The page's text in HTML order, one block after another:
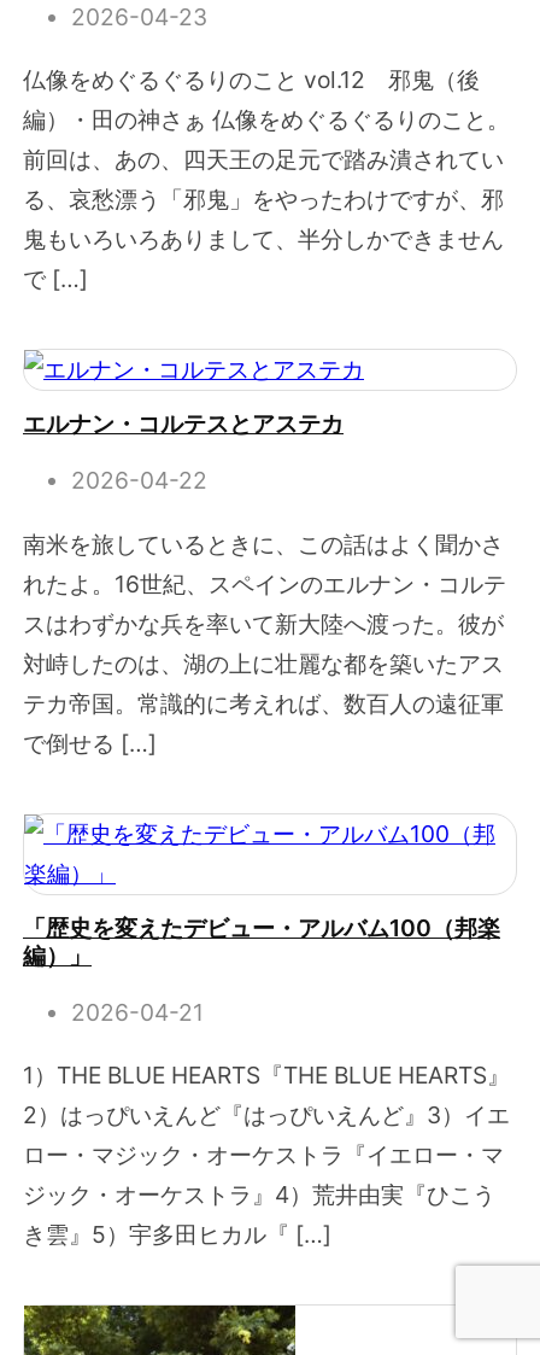
2026-04-23
仏像をめぐるぐるりのこと vol.12 邪鬼（後
編）・田の神さぁ 仏像をめぐるぐるりのこと。
前回は、あの、四天王の足元で踏み潰されてい
る、哀愁漂う「邪鬼」をやったわけですが、邪
鬼もいろいろありまして、半分しかできません
で […]
エルナン・コルテスとアステカ
2026-04-22
南米を旅しているときに、この話はよく聞かさ
れたよ。16世紀、スペインのエルナン・コルテ
スはわずかな兵を率いて新大陸へ渡った。彼が
対峙したのは、湖の上に壮麗な都を築いたアス
テカ帝国。常識的に考えれば、数百人の遠征軍
で倒せる […]
「歴史を変えたデビュー・アルバム100（邦楽
編）」
2026-04-21
1）THE BLUE HEARTS『THE BLUE HEARTS』
2）はっぴいえんど『はっぴいえんど』3）イエ
ロー・マジック・オーケストラ『イエロー・マ
ジック・オーケストラ』4）荒井由実『ひこう
き雲』5）宇多田ヒカル『 […]